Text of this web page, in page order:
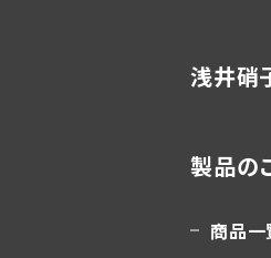
浅井硝
製品の
商品一